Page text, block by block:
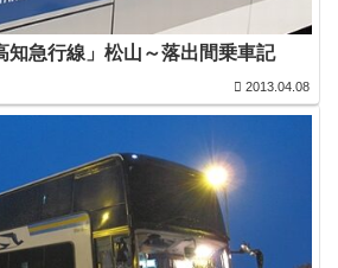
知急行線」松山～落出間乗車記
2013.04.08